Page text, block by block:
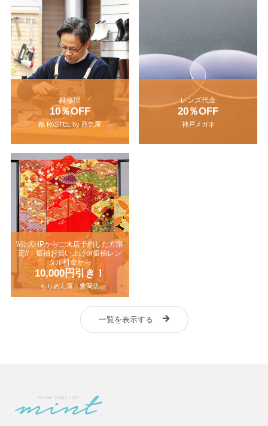
靴修理
10％OFF
靴 PASTEL by 西気屋
レンズ代金
20％OFF
神戸メガネ
\\公式HPからご来店予約した方限
定// 振袖お買い上げor振袖レン
タル料金から
10,000円引き！
ちりめん屋 豊岡店
一覧を表示する